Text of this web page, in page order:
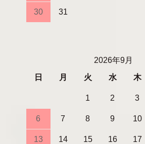
30 31
2026年9月
日
月 火 水 木
1 2 3
6 7 8 9 10
13 14 15 16 17